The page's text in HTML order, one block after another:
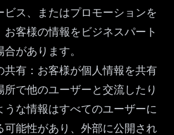
ビス、またはプロモーションを
客様の情報をビジネスパート
があります。
共有：お客様が個人情報を共有
所で他のユーザーと交流したり
うな情報はすべてのユーザーに
可能性があり、外部に公開され